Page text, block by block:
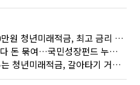
3년 뒤 2200만원 청년미래적금, 최고 금리 받으려면?
세금 아끼려다 돈 묶여…국민성장펀드 누가 가입하면 좋을까
12% 얹어주는 청년미래적금, 갈아타기 거절 될수 있어요